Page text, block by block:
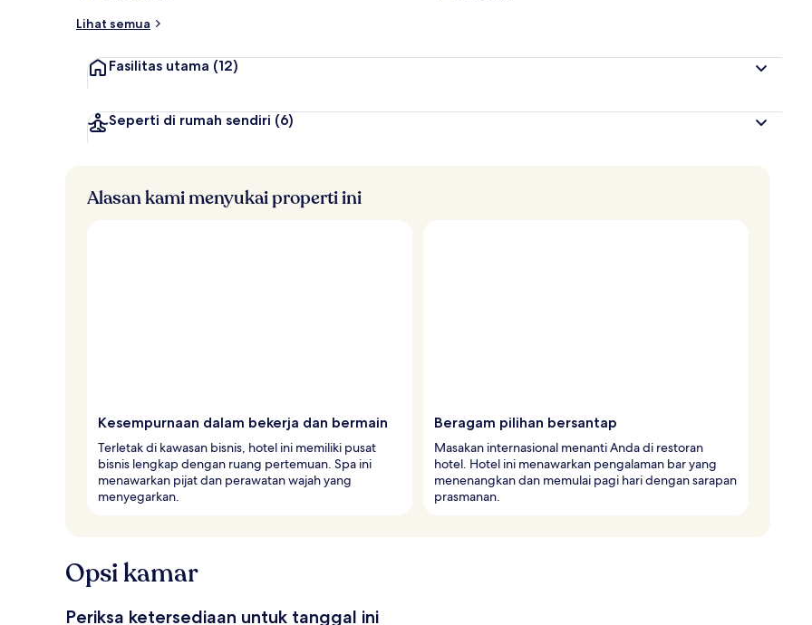
i
l
r
Lihat semua
Fasilitas utama (12)
Seperti di rumah sendiri (6)
Alasan kami menyukai properti ini
Kesempurnaan dalam bekerja dan bermain
Terletak di kawasan bisnis, hotel ini memiliki pusat
bisnis lengkap dengan ruang pertemuan. Spa ini
menawarkan pijat dan perawatan wajah yang
menyegarkan.
Beragam pilihan bersantap
Masakan internasional menanti Anda di restoran
hotel. Hotel ini menawarkan pengalaman bar yang
menenangkan dan memulai pagi hari dengan sarapan
prasmanan.
Opsi kamar
Periksa ketersediaan untuk tanggal ini